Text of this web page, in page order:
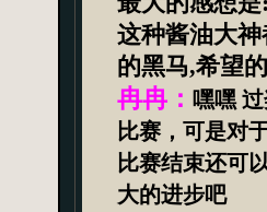
这种酱油大
的黑马,希望
冉冉：嘿嘿
比赛，可是对
比赛结束还可
大的进步吧